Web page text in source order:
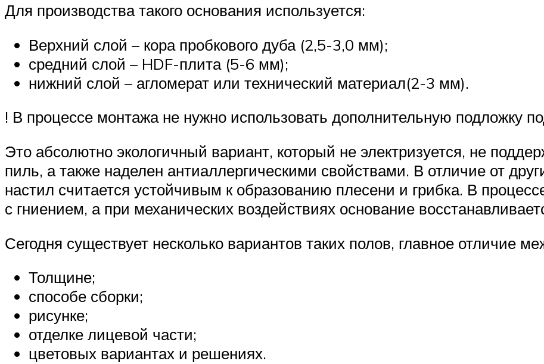
Для производства такого основания используется:
Верхний слой – кора пробкового дуба (2,5-3,0 мм);
средний слой – HDF-плита (5-6 мм);
нижний слой – агломерат или технический материал(2-3 мм).
! В процессе монтажа не нужно использовать дополнительную подложку
Это абсолютно экологичный вариант, который не электризуется, не
пиль, а также наделен антиаллергическими свойствами. В отличие от
настил считается устойчивым к образованию плесени и грибка. В
с гниением, а при механических воздействиях основание
Сегодня существует несколько вариантов таких полов, главное отличие
Толщине;
способе сборки;
рисунке;
отделке лицевой части;
цветовых вариантах и решениях.